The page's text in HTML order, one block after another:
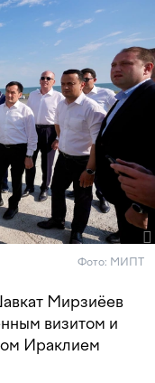
Фото: МИПТ
Мирзиёев
визитом и
Ираклием